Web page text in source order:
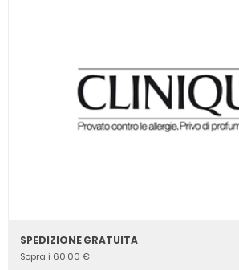
SPEDIZIONE GRATUITA
Sopra i 60,00 €